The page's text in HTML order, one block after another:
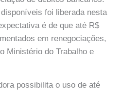
foi liberada nesta
é de que até R$
em renegociações,
Ministério do Trabalho e
possibilita o uso de até